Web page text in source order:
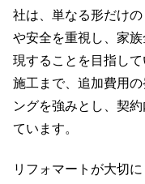
社は、単なる形だけ
や安全を重視し、家
現することを目指し
施工まで、追加費用
ングを強みとし、契
ています。
リフォマートが大切